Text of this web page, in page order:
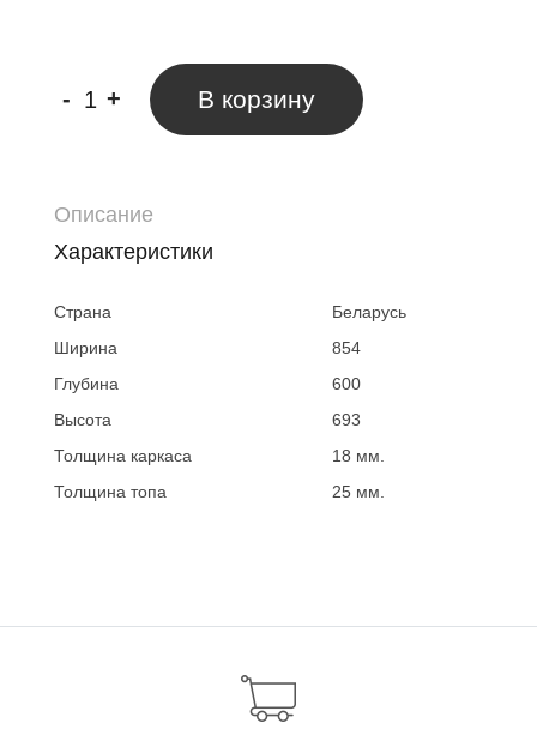
- + В корзину
Описание
Характеристики
Страна
Беларусь
Ширина
854
Глубина
600
Высота
693
Толщина каркаса
18 мм.
Толщина топа
25 мм.